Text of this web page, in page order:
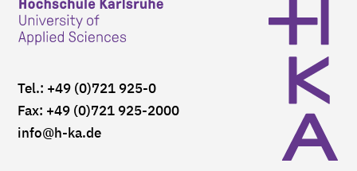
Tel.: +49 (0)721 925-0
Fax: +49 (0)721 925-2000
info@h-ka.de